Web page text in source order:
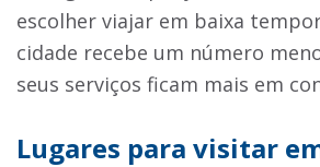
escolher viajar em baixa
cidade recebe um número
seus serviços ficam mais em
Lugares para visitar